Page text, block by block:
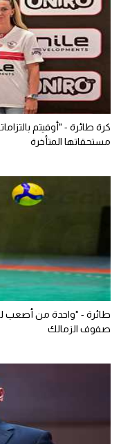
كرة طائرة - "أوفيتم
مستحقاتها المتأخرة
طائرة - "واحدة من أصعب
صفوف الزمالك